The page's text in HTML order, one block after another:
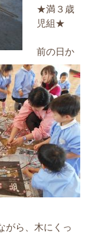
★満３歳
児組★
前の日か
がら、木にくっ